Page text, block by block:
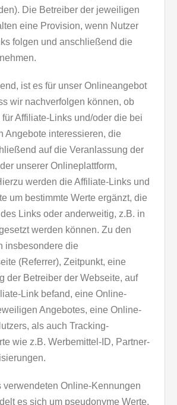
Die Betreiber der jeweiligen
eine Provision, wenn Nutzer
folgen und anschließend die
ist es für unser Onlineangebot
wir nachverfolgen können, ob
für Affiliate-Links und/oder die bei
Angebote interessieren, die
auf die Veranlassung der
unserer Onlineplattform,
werden die Affiliate-Links und
um bestimmte Werte ergänzt, die
Links oder anderweitig, z.B. in
werden können. Zu den
insbesondere die
(Referrer), Zeitpunkt, eine
der Betreiber der Webseite, auf
Link befand, eine Online-
Angebotes, eine Online-
als auch Tracking-
wie z.B. Werbemittel-ID, Partner-
verwendeten Online-Kennungen
es sich um pseudonyme Werte.